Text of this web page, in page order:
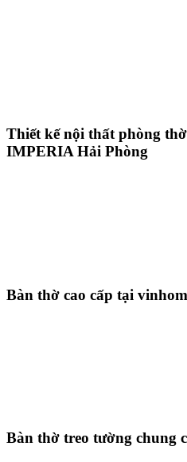
Thiết kế nội thất phòng
IMPERIA Hải Phòng
Bàn thờ cao cấp tại
Bàn thờ treo tường chung